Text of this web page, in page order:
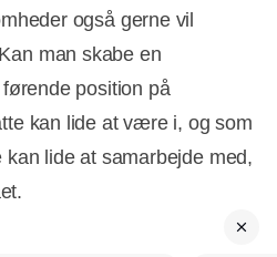
også gerne vil
man skabe en
position på
kan lide at være i, og som
lide at samarbejde med,